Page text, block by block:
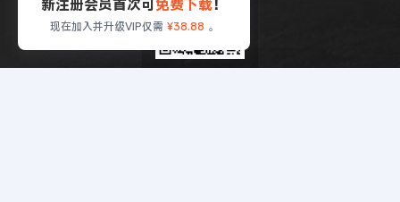
免费下载！
现在加入并升级VIP仅需¥38.88。